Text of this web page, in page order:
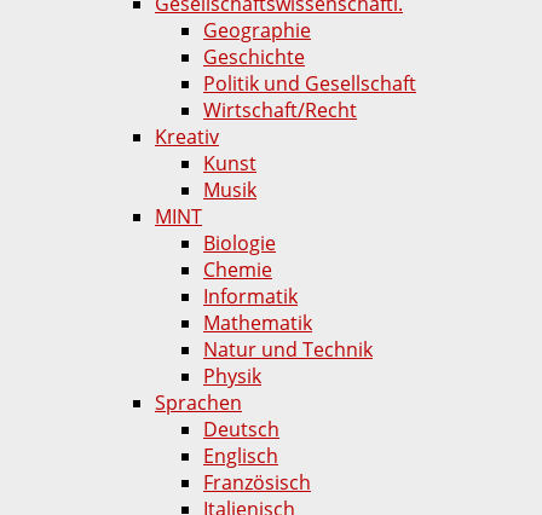
Geographie
Geschichte
Politik und Gesellschaft
Wirtschaft/Recht
Kreativ
Kunst
Musik
MINT
Biologie
Chemie
Informatik
Mathematik
Natur und Technik
Physik
Sprachen
Deutsch
Englisch
Französisch
Italienisch